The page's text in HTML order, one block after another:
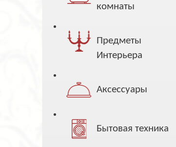
комнаты
Предметы
Интерьера
Аксессуары
Бытовая техника